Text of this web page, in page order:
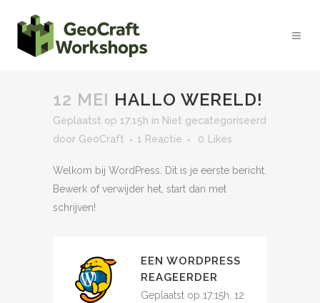
12 MEI HALLO WERELD!
Geplaatst op 17:15h in Niet gecategoriseerd
door GeoCraft 1 Reactie 0 Likes
Welkom bij WordPress. Dit is je eerste bericht.
Bewerk of verwijder het, start dan met
schrijven!
EEN WORDPRESS
REAGEERDER
Geplaatst op 17:15h, 12